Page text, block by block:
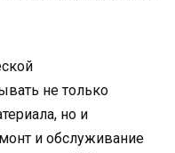
не только
но и
и обслуживание